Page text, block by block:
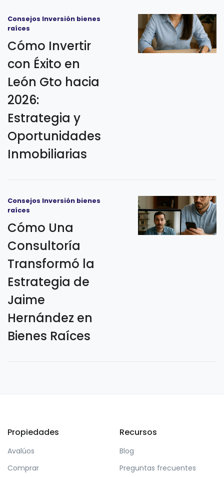
Consejos Inversión bienes
raíces
Cómo Invertir
con Éxito en
León Gto hacia
2026:
Estrategia y
Oportunidades
Inmobiliarias
Consejos Inversión bienes
raíces
Cómo Una
Consultoría
Transformó la
Estrategia de
Jaime
Hernández en
Bienes Raíces
Propiedades
Avalúos
Comprar
Recursos
Blog
Preguntas frecuentes